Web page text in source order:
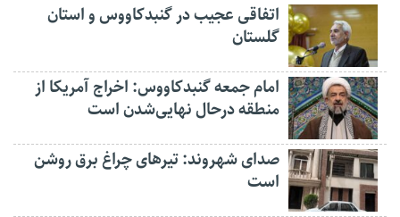
اتفاقی عجیب در‌ گنبدکاووس و استان
گلستان
امام جمعه گنبدکاووس: اخراج آمریکا از
منطقه درحال نهایی‌شدن است
صدای شهروند: تیرهای چراغ برق روشن
است